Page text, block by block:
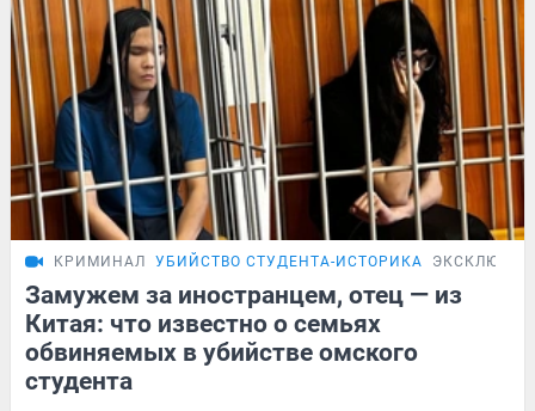
КРИМИНАЛ УБИЙСТВО СТУДЕНТА-ИСТОРИКА ЭКСКЛЮЗИВ
Замужем за иностранцем, отец — из
Китая: что известно о семьях
обвиняемых в убийстве омского
студента